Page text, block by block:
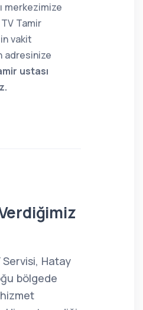
merkezimize
TV Tamir
vakit
adresinize
ustası
Servisi, Hatay
bölgede